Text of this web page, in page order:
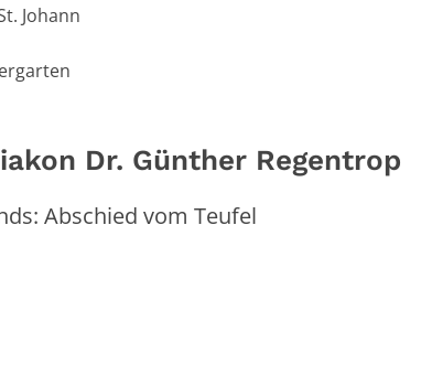
Johann
Dr. Günther Regentrop
Abschied vom Teufel